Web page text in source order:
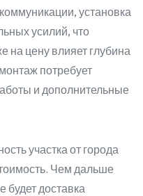
установка
усилий, что
на цену влияет глубина
потребует
и дополнительные
участка от города
Чем дальше
будет доставка